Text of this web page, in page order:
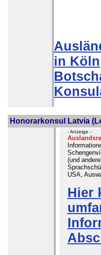
in Köln
Honorarkonsul Latvia
- Anzeige -
(und
USA,
Hier